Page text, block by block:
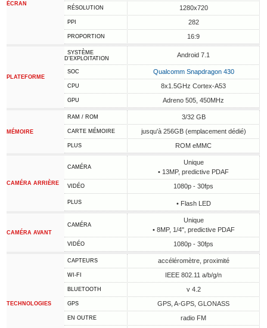
ÉCRAN
RÉSOLUTION 1280x720
PPI 282
PROPORTION 16:9
PLATEFORME
SYSTÈME
D'EXPLOITATION
Android 7.1
SOC Qualcomm Snapdragon 430
CPU 8x1.5GHz Cortex-A53
GPU Adreno 505, 450MHz
MÉMOIRE
RAM / ROM 3/32 GB
CARTE MÉMOIRE jusqu'à 256GB (emplacement dédié)
PLUS ROM eMMC
CAMÉRA ARRIÈRE
CAMÉRA
Unique
• 13MP, predictive PDAF
VIDÉO 1080p - 30fps
PLUS • Flash LED
CAMÉRA AVANT
CAMÉRA
Unique
• 8MP, 1/4", predictive PDAF
VIDÉO 1080p - 30fps
TECHNOLOGIES
CAPTEURS accéléromètre, proximité
WI-FI IEEE 802.11 a/b/g/n
BLUETOOTH v 4.2
GPS GPS, A-GPS, GLONASS
EN OUTRE
radio FM